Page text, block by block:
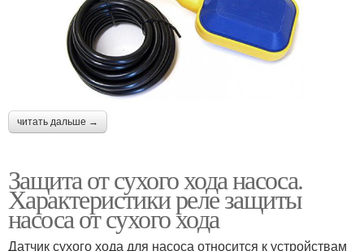
читать дальше →
Защита от сухого хода насоса.
Характеристики реле защиты
насоса от сухого хода
Датчик сухого хода для насоса относится к устройствам